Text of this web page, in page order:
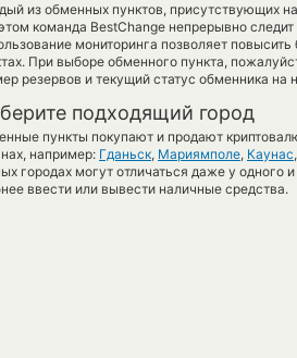
из обменных пунктов, присутствующих
команда BestChange непрерывно
мониторинга позволяет
При выборе обменного пункта,
резервов и текущий статус обменника на
подходящий город
пункты покупают и продают
например: Гданьск, Мариямполе, Каунас,
городах могут отличаться даже у одного
ввести или вывести наличные средства.